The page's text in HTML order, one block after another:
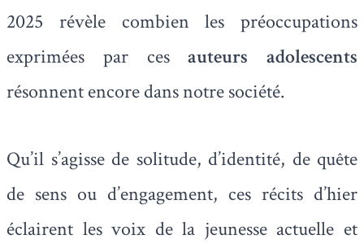
2025 révèle combien les préoccupations
exprimées par cesauteurs adolescents
résonnent encore dans notre société.
Qu’il s’agisse de solitude, d’identité, de quête
de sens ou d’engagement, ces récits d’hier
éclairent les voix de la jeunesse actuelle et